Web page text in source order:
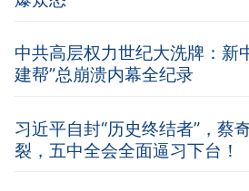
中共高层权力世纪大洗牌：新
建帮”总崩溃内幕全纪录
习近平自封“历史终结者”，蔡
裂，五中全会全面逼习下台！